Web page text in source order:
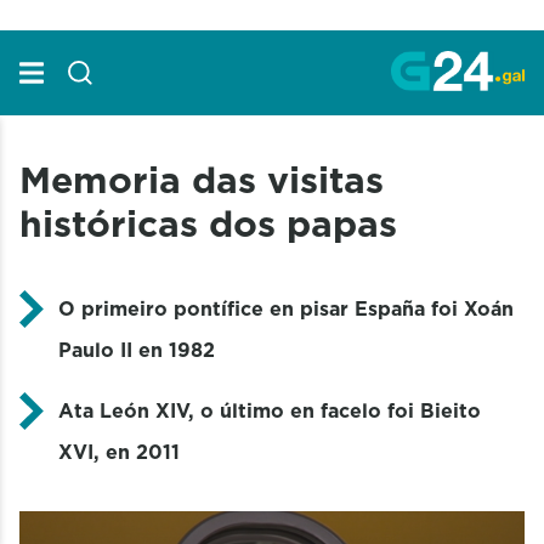
Memoria das visitas
históricas dos papas
O primeiro pontífice en pisar España foi Xoán
Paulo II en 1982
Ata León XIV, o último en facelo foi Bieito
XVI, en 2011